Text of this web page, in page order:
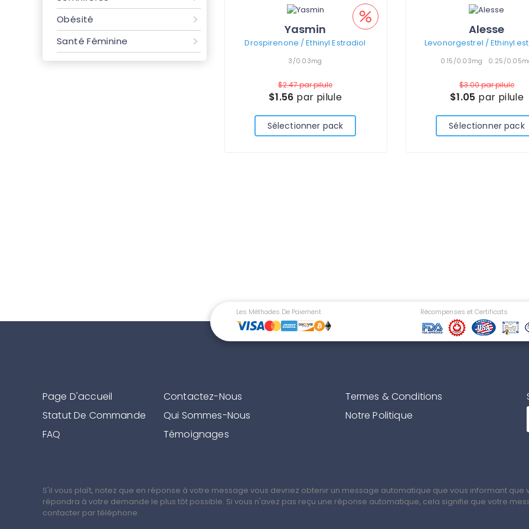
Obésité
Santé Féminine
Yasmin
Drospirenone / Ethinyl Estradiol
3/0.03mg
$2.47par pilule
$1.56 par pilule
Sélectionner pack
Alesse
0.15/0.03mg 0.25/
$3.00par pilule
$1.05 par pilule
Sélectionner pack
Les Méthodes De Paiement Récompenses et Certificats
Page D'accueil
Statut De Commande
FAQ
Contactez-Nous
Qui Sommes-Nous
Témoignages
Termes & Conditions
Notre Politique
S'il vous plaît, notez que en réponse à votre message vous devriez obtenir un message automatique que vous informant
répondra à votre demande le plus tôt possible. Si vous n'avez pas reçu une réponse automatique, cela signifie que votre
contacter par téléphone.